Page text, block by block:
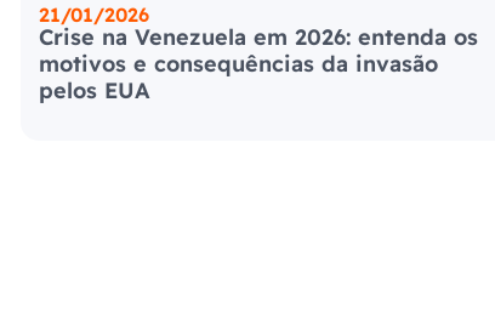
21/01/2026
Crise na Venezuela em 2026: entenda os
motivos e consequências da invasão
pelos EUA